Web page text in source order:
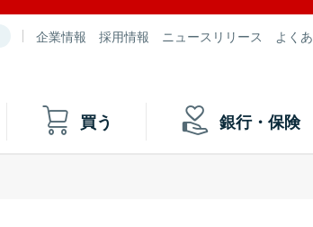
企業情報 採用情報 ニュースリリース よく
買う 銀行・保険